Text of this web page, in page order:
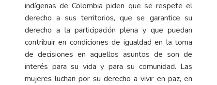
indígenas de Colombia piden que se respete el
derecho a sus territorios, que se garantice su
derecho a la participación plena y que puedan
contribuir en condiciones de igualdad en la toma
de decisiones en aquellos asuntos de son de
interés para su vida y para su comunidad. Las
mujeres luchan por su derecho a vivir en paz, en